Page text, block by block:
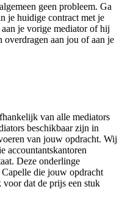
geen probleem. Ga
je huidige contract met je
je vorige mediator of hij
aan jou of aan je
van alle mediators
beschikbaar zijn in
van jouw opdracht. Wij
accountantskantoren
Deze onderlinge
die jouw opdracht
dat de prijs een stuk